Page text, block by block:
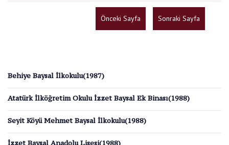
Behiye Baysal İlkokulu(1987)
Atatürk İlköğretim Okulu İzzet Baysal Ek Binası(1988)
Seyit Köyü Mehmet Baysal İlkokulu(1988)
İzzet Baysal Anadolu Lisesi(1988)
Sonraki Sayfa
Önceki Sayfa